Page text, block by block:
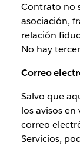
Contrato no
asociación,
relación
No hay
Correo
Salvo que
los avisos
correo
Servicios,